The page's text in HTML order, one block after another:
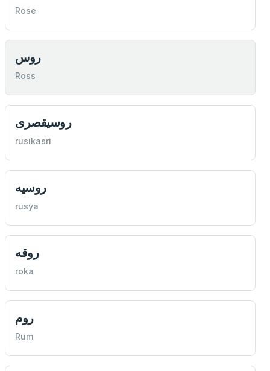
Rose
روس
Ross
روسيقصری
rusikasri
روسيه
rusya
روقه
roka
روم
Rum